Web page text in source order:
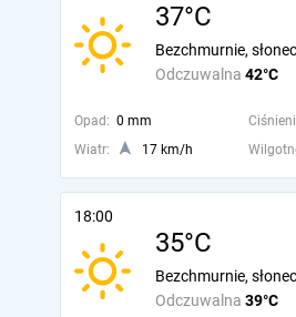
37°C
Odczuwalna 42°C
Bezchmurnie,
Opad: 0 mm
Wiatr:
17 km/h
18:00
35°C
Odczuwalna 39°C
Bezchmurnie,